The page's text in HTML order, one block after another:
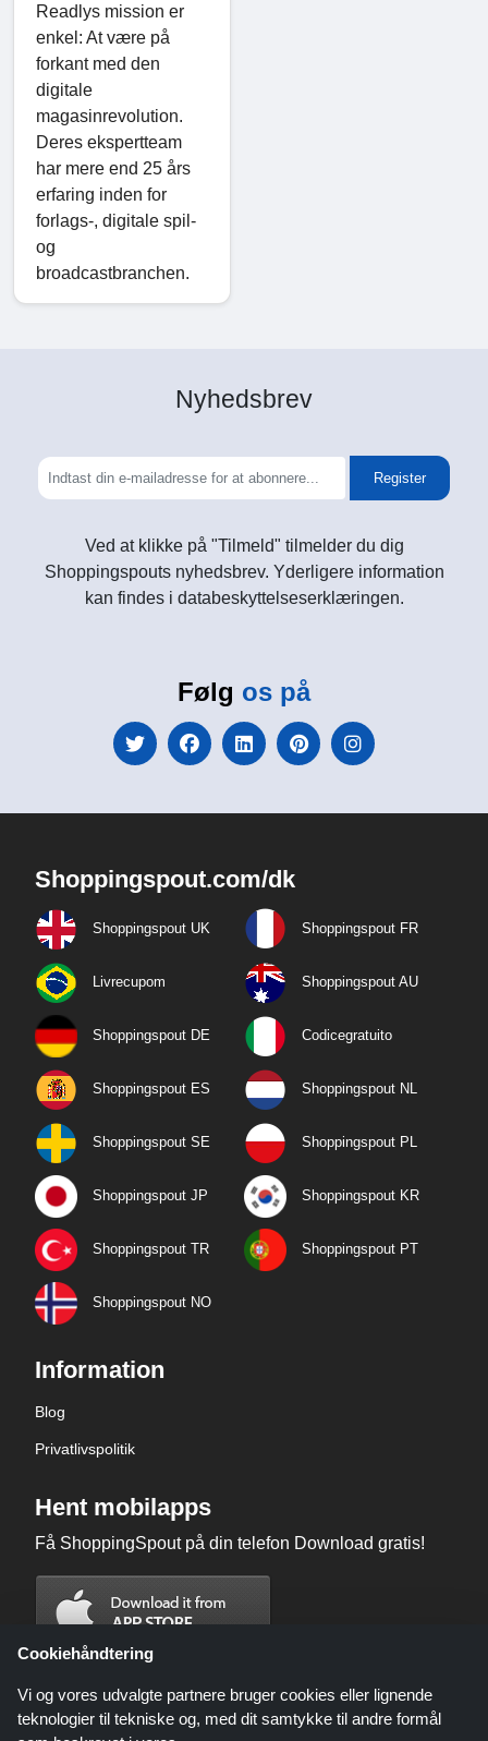
Readlys mission er
enkel: At være på
forkant med den
digitale
magasinrevolution.
Deres ekspertteam
har mere end 25 års
erfaring inden for
forlags-, digitale spil-
og
broadcastbranchen.
Nyhedsbrev
Register
Ved at klikke på "Tilmeld" tilmelder du dig
Shoppingspouts nyhedsbrev. Yderligere information
kan findes i databeskyttelseserklæringen.
Følg os på
Shoppingspout.com/dk
Shoppingspout UK Shoppingspout FR
Livrecupom Shoppingspout AU
Shoppingspout DE Codicegratuito
Shoppingspout ES Shoppingspout NL
Shoppingspout SE Shoppingspout PL
Shoppingspout JP Shoppingspout KR
Shoppingspout TR Shoppingspout PT
Shoppingspout NO
Information
Blog
Privatlivspolitik
Hent mobilapps
Få ShoppingSpout på din telefon Download gratis!
Cookiehåndtering
Vi og vores udvalgte partnere bruger cookies eller lignende
teknologier til tekniske og, med dit samtykke til andre formål